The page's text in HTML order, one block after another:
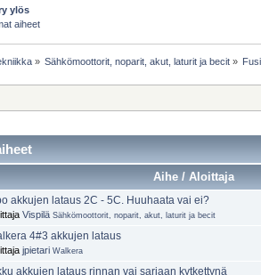
ylös
aiheet
» Sähkömoottorit, noparit, akut, laturit ja becit»
Aihe / Aloittaja
akkujen lataus 2C - 5C. Huuhaata vai ei?
Vispilä Sähkömoottorit, noparit, akut, laturit ja becit
4#3 akkujen lataus
jpietari Walkera
akkujen lataus rinnan vai sarjaan kytkettynä